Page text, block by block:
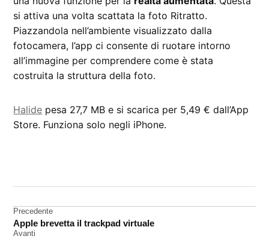
si attiva una volta scattata la foto Ritratto.
Piazzandola nell’ambiente visualizzato dalla
fotocamera, l’app ci consente di ruotare intorno
all’immagine per comprendere come è stata
costruita la struttura della foto.
Halide pesa 27,7 MB e si scarica per 5,49 € dall’App
Store. Funziona solo negli iPhone.
foto
Navigazione
articoli
Precedente
Apple brevetta il trackpad virtuale
Avanti